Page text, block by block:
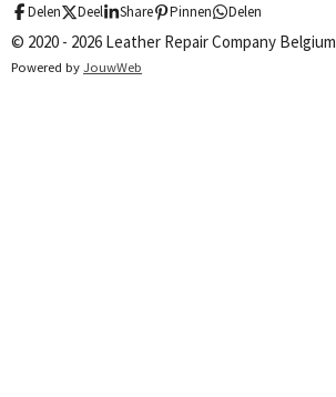
Delen Deel Share Pinnen Delen
© 2020 - 2026 Leather Repair Company Belgium
Powered by JouwWeb